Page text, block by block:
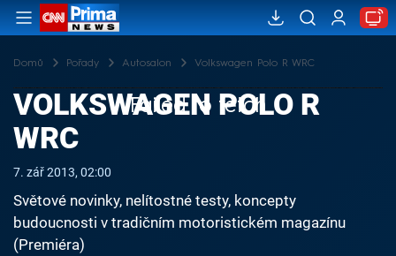
Domů Pořady Autosalon Volkswagen Polo R WRC
Failed to fetch
VOLKSWAGEN POLO R
WRC
7. zář 2013, 02:00
Světové novinky, nelítostné testy, koncepty
budoucnosti v tradičním motoristickém magazínu
(Premiéra)